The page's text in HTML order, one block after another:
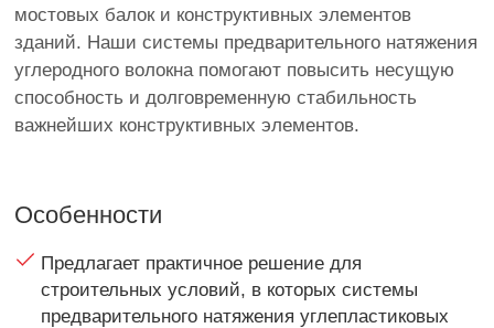
мостовых балок и конструктивных элементов
зданий. Наши системы предварительного натяжения
углеродного волокна помогают повысить несущую
способность и долговременную стабильность
важнейших конструктивных элементов.
Особенности
Предлагает практичное решение для
строительных условий, в которых системы
предварительного натяжения углепластиковых